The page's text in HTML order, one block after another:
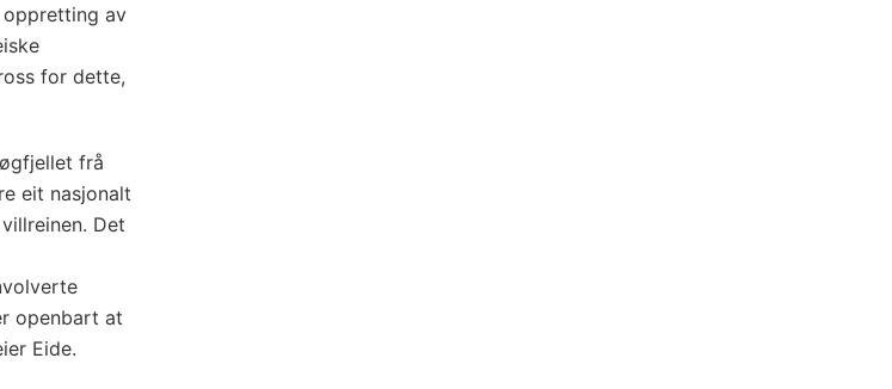
oppretting av
for dette,
frå
eit nasjonalt
Det
openbart at
Eide.